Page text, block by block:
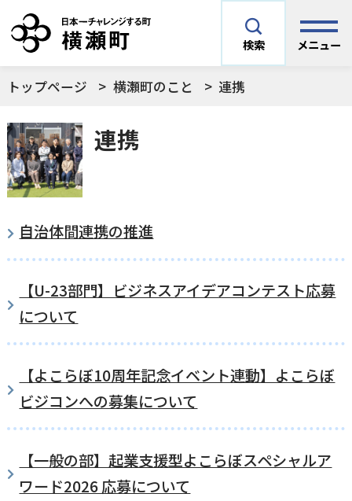
検索 メニュー
安全安心情報
できごとや場面から探す
育児／子育て
予防接種／健診など
障がいのある方
手続きから探す
住民票 町税
印鑑登録
国民健康保険 マイナンバー
よく利用されているコンテンツ
横瀬町の施設
横瀬のふるさと納税
横瀬町の観光
暮らし・手続き・
施設・文化
横瀬町のこと 広報・メディア
トップページ 横瀬町のこと 連携
連携
自治体間連携の推進
【U-23部門】ビジネスアイデアコンテスト応募
について
【よこらぼ10周年記念イベント連動】よこらぼ
ビジコンへの募集について
【一般の部】起業支援型よこらぼスペシャルア
ワード2026 応募について